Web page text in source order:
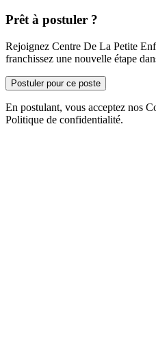
Prêt à postuler ?
Rejoignez Centre De La Petite
franchissez une nouvelle étape
Postuler pour ce poste
En postulant, vous acceptez nos
Politique de confidentialité.